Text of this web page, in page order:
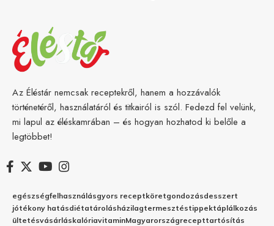
Az Éléstár nemcsak receptekről, hanem a hozzávalók
történetéről, használatáról és titkairól is szól. Fedezd fel velünk,
mi lapul az éléskamrában – és hogyan hozhatod ki belőle a
legtöbbet!
egészségfelhasználásgyors receptköretgondozásdesszert
jótékony hatásdiétatárolásházilagtermesztéstippektáplálkozás
ültetésvásárláskalóriavitaminMagyarországrecepttartósítás